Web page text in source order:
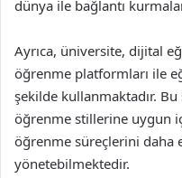
dünya ile bağlantı
Ayrıca, üniversite, dijital
öğrenme platformları ile
şekilde kullanmaktadır.
öğrenme stillerine uygun
öğrenme süreçlerini daha
yönetebilmektedir.